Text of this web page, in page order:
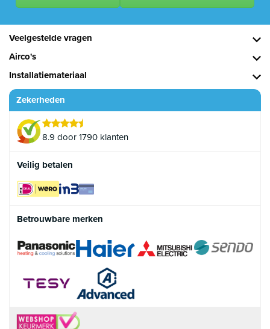
Veelgestelde vragen
Airco's
Installatiemateriaal
Zekerheden
8.9 door 1790 klanten
Veilig betalen
Betrouwbare merken